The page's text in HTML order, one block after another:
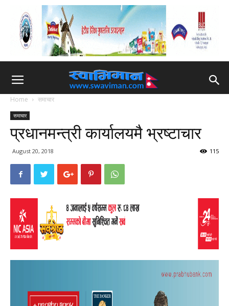
Home समाचार
समाचार
प्रधानमन्त्री कार्यालयमै भ्रष्टाचार
August 20, 2018 115